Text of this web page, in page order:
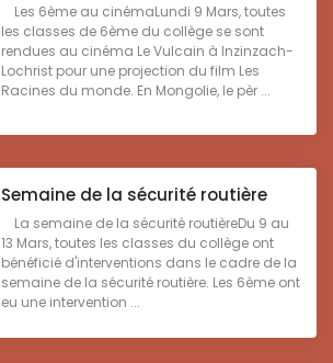
Les 6ème au cinémaLundi 9 Mars, toutes
les classes de 6ème du collège se sont
rendues au cinéma Le Vulcain à Inzinzach-
Lochrist pour une projection du film Les
Racines du monde. En Mongolie, le pèr ...
Semaine de la sécurité routière
La semaine de la sécurité routièreDu 9 au
13 Mars, toutes les classes du collège ont
bénéficié d'interventions dans le cadre de la
semaine de la sécurité routière. Les 6ème ont
eu une intervention ...